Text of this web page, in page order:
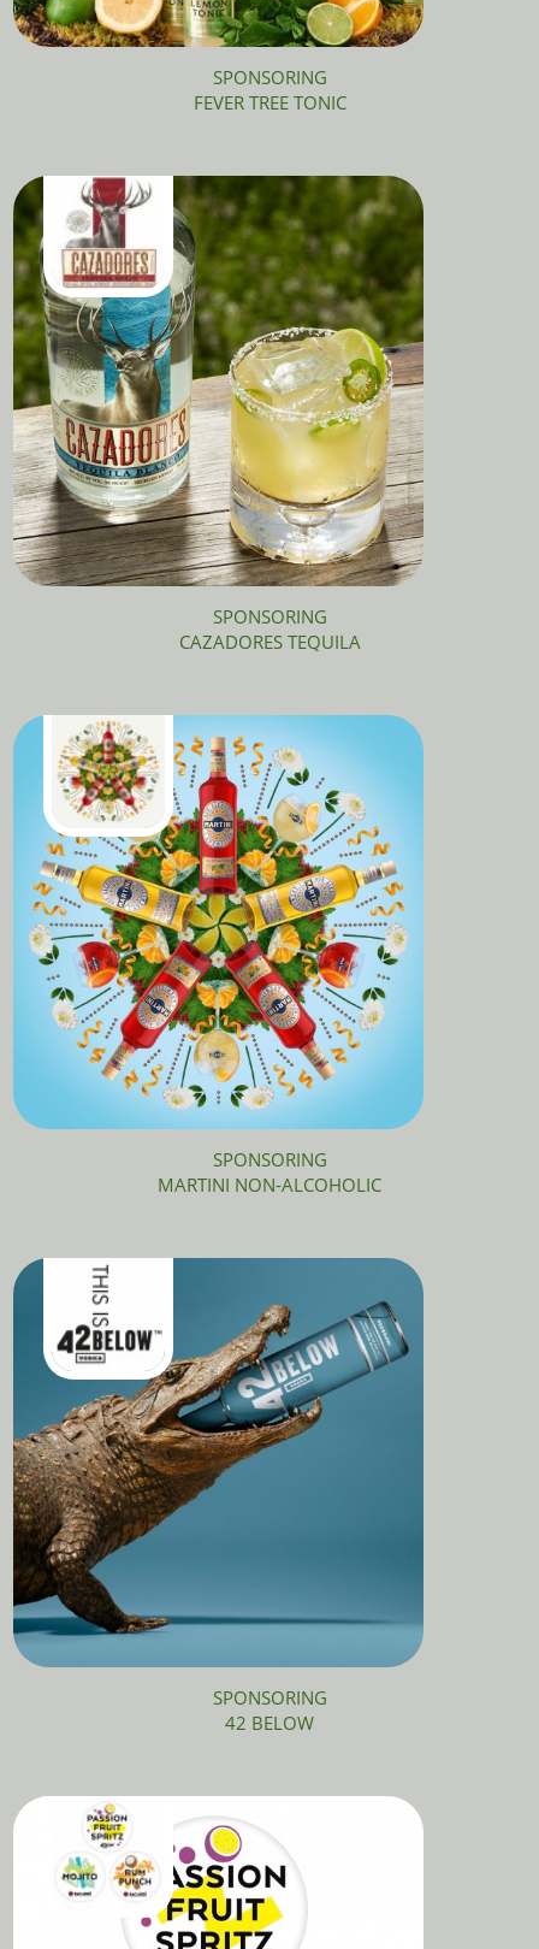
SPONSORING
FEVER TREE TONIC
SPONSORING
CAZADORES TEQUILA
SPONSORING
MARTINI NON-ALCOHOLIC
SPONSORING
42 BELOW